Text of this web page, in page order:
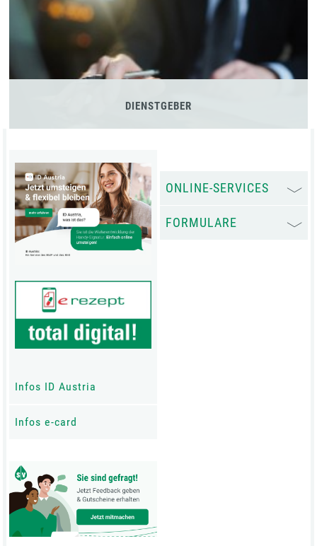
DIENSTGEBER
Infos ID Austria
Infos e-card
ONLINE-SERVICES
FORMULARE